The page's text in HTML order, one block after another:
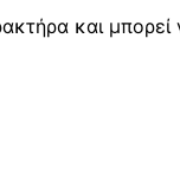
και μπορεί